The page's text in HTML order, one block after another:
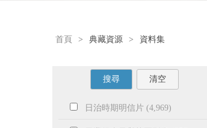
首頁 > 典藏資源 > 資料集
搜尋 清空
日治時期明信片 (4,969)